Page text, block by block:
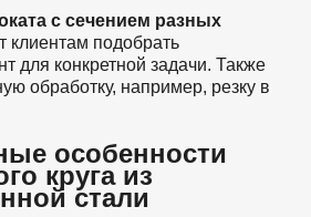
с сечением разных
клиентам подобрать
для конкретной задачи. Также
обработку, например, резку в
особенности
круга из
стали